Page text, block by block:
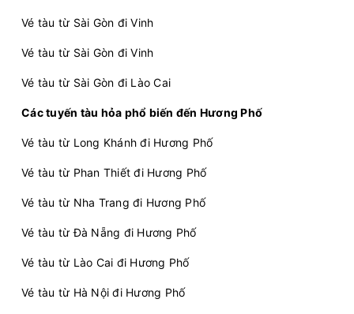
Vé tàu từ Sài Gòn đi Vinh
Vé tàu từ Sài Gòn đi Vinh
Vé tàu từ Sài Gòn đi Lào Cai
Các tuyến tàu hỏa phổ biến đến Hương Phố
Vé tàu từ Long Khánh đi Hương Phố
Vé tàu từ Phan Thiết đi Hương Phố
Vé tàu từ Nha Trang đi Hương Phố
Vé tàu từ Đà Nẵng đi Hương Phố
Vé tàu từ Lào Cai đi Hương Phố
Vé tàu từ Hà Nội đi Hương Phố